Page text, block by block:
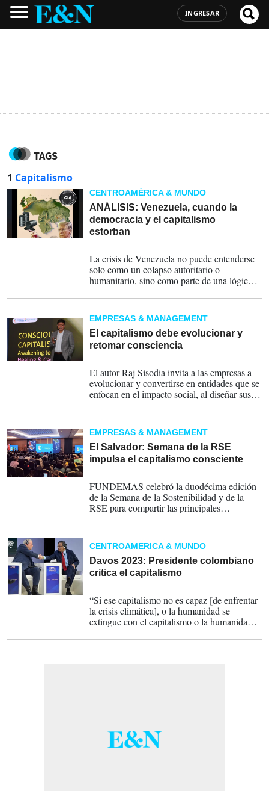
INGRESAR
TAGS
1 Capitalismo
CENTROAMÉRICA & MUNDO
ANÁLISIS: Venezuela, cuando la
democracia y el capitalismo
estorban
La crisis de Venezuela no puede entenderse
solo como un colapso autoritario o
humanitario, sino como parte de una lógica
recursos estratégicos en América Latina.
EMPRESAS & MANAGEMENT
El capitalismo debe evolucionar y
retomar consciencia
El autor Raj Sisodia invita a las empresas a
evolucionar y convertirse en entidades que se
enfocan en el impacto social, al diseñar sus
EMPRESAS & MANAGEMENT
El Salvador: Semana de la RSE
impulsa el capitalismo consciente
FUNDEMAS celebró la duodécima edición
de la Semana de la Sostenibilidad y de la
RSE para compartir las principales
sostenibilidad.
CENTROAMÉRICA & MUNDO
Davos 2023: Presidente colombiano
critica el capitalismo
“Si ese capitalismo no es capaz [de enfrentar
la crisis climática], o la humanidad se
extingue con el capitalismo o la humanidad
planeta”, dijo.